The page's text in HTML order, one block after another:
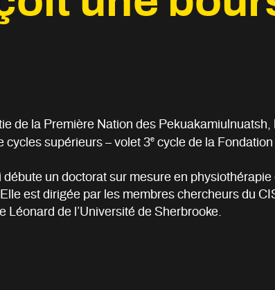
de la Première Nation des
cycles supérieurs – volet 3ecycle de la Fondation
un doctorat sur mesure en physiothérapie
est dirigée par les membres chercheurs du
Léonard de l’Université de Sherbrooke.